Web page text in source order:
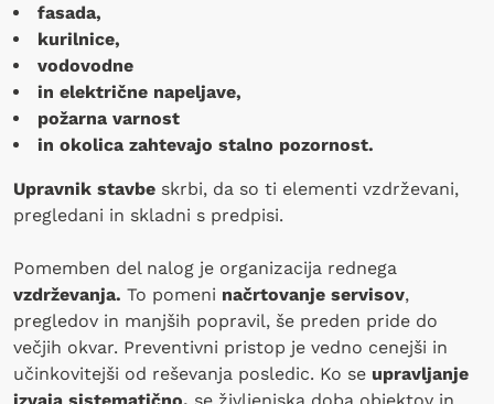
fasada,
kurilnice,
vodovodne
in električne napeljave,
požarna varnost
in okolica zahtevajo stalno pozornost.
Upravnik stavbe skrbi, da so ti elementi vzdrževani,
pregledani in skladni s predpisi.
Pomemben del nalog je organizacija rednega
vzdrževanja. To pomeni načrtovanje servisov,
pregledov in manjših popravil, še preden pride do
večjih okvar. Preventivni pristop je vedno cenejši in
učinkovitejši od reševanja posledic. Ko se upravljanje